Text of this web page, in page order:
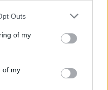
uses one or more Google
You may click to
its third-party tags to
purposes in below Google
Outs
of my
of my